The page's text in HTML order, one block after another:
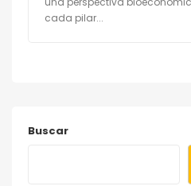
cada pilar...
Buscar